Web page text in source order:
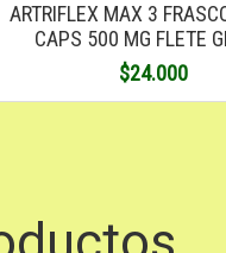
ARTRIFLEX MAX 3
CAPS 500 MG FLETE
$24.000